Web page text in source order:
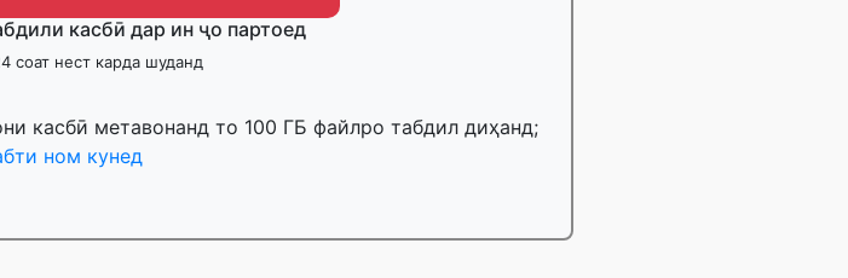
касбӣ дар ин ҷо партоед
соат нест карда шуданд
касбӣ метавонанд то 100 ГБ файлро табдил диҳанд;
ном кунед